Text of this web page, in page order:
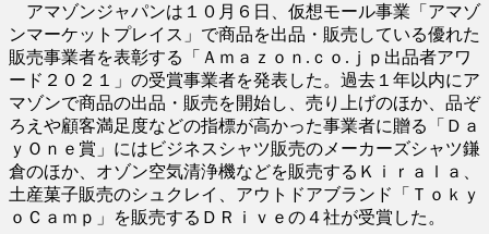
アマゾンジャパンは１０月６日、仮想モール事業「アマゾ
ンマーケットプレイス」で商品を出品・販売している優れた
販売事業者を表彰する「Ａｍａｚｏｎ.ｃｏ.ｊｐ出品者アワ
ード２０２１」の受賞事業者を発表した。過去１年以内にア
マゾンで商品の出品・販売を開始し、売り上げのほか、品ぞ
ろえや顧客満足度などの指標が高かった事業者に贈る「Ｄａ
ｙＯｎｅ賞」にはビジネスシャツ販売のメーカーズシャツ鎌
倉のほか、オゾン空気清浄機などを販売するＫｉｒａｌａ、
土産菓子販売のシュクレイ、アウトドアブランド「Ｔｏｋｙ
ｏＣａｍｐ」を販売するＤＲｉｖｅの４社が受賞した。